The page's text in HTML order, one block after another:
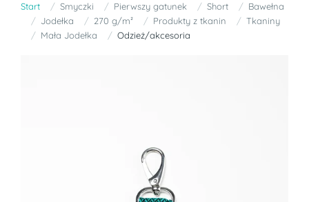
Start Smyczki Pierwszy gatunek Short
Bawełna
Jodełka
270 g/m² Produkty z tkanin
Tkaniny
Mała Jodełka
Odzież/akcesoria